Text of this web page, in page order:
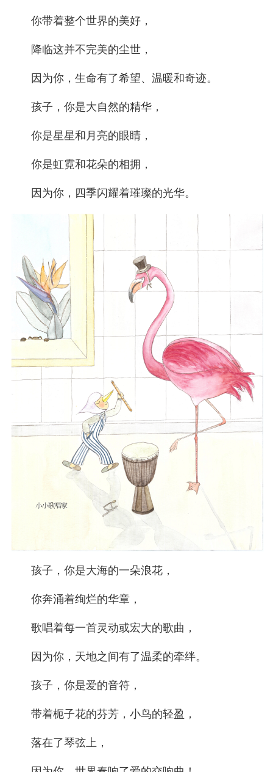
你带着整个世界的美好，
降临这并不完美的尘世，
因为你，生命有了希望、温暖和奇迹。
孩子，你是大自然的精华，
你是星星和月亮的眼睛，
你是虹霓和花朵的相拥，
因为你，四季闪耀着璀璨的光华。
孩子，你是大海的一朵浪花，
你奔涌着绚烂的华章，
歌唱着每一首灵动或宏大的歌曲，
因为你，天地之间有了温柔的牵绊。
孩子，你是爱的音符，
带着枙子花的芬芳，小鸟的轻盈，
落在了琴弦上，